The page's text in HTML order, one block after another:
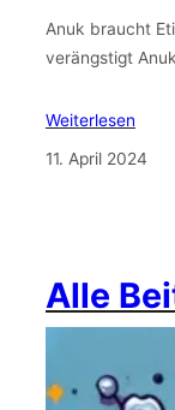
Anuk braucht
verängstigt
Weiterlesen
11. April 2024
Alle